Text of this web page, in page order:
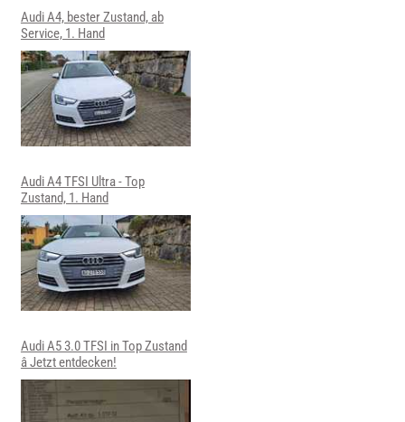
Audi A4, bester Zustand, ab
Service, 1. Hand
Audi A4 TFSI Ultra - Top
Zustand, 1. Hand
Audi A5 3.0 TFSI in Top Zustand
â Jetzt entdecken!